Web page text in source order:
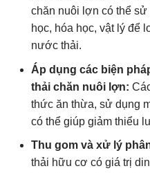
chăn nuôi lợn có thể
học, hóa học, vật lý để
nước thải.
Áp dụng các biện
thải chăn nuôi lợn:
thức ăn thừa, sử dụng
có thể giúp giảm thiểu
Thu gom và xử lý
thải hữu cơ có giá trị